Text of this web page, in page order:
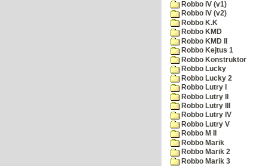
Robbo IV (v1)
Robbo IV (v2)
Robbo K.K
Robbo KMD
Robbo KMD II
Robbo Kejtus 1
Robbo Konstruktor
Robbo Lucky
Robbo Lucky 2
Robbo Lutry I
Robbo Lutry II
Robbo Lutry III
Robbo Lutry IV
Robbo Lutry V
Robbo M II
Robbo Marik
Robbo Marik 2
Robbo Marik 3